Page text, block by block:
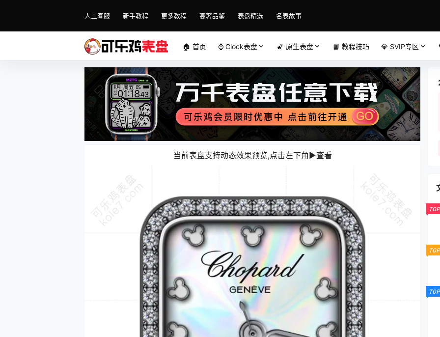
人工客服 新手教程 更多教程 高奢品鉴 表盘精选 名表故事
🏠 首页 ⌚️ Clock表盘 🌠 原生表盘 📙 教程技巧 💎 SVIP专区
当前表盘支持动态效果预览,点击左下角▶️查看️